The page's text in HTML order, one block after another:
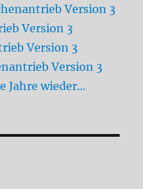
Version 3
Version 3
Version 3
Version 3
Jahre wieder…